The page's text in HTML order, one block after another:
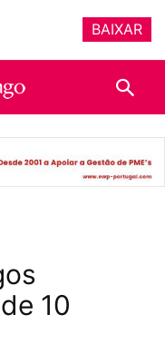
10
BAIXAR